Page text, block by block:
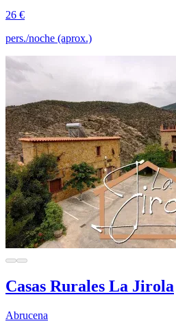
26 €
pers./noche (aprox.)
Casas Rurales La Jirola
Abrucena